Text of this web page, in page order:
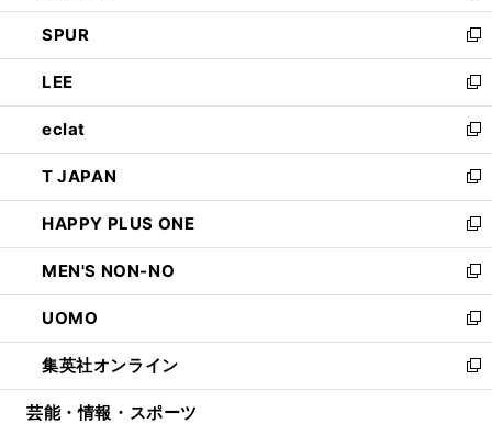
ウ
で
開
く
ン
ド
ウ
で
開
く
ウ
ィ
ン
ド
ウ
で
開
く
し
い
ウ
ィ
ン
ド
ウ
で
開
く
SPUR
新
し
い
ウ
ィ
ン
ド
ウ
で
開
く
LEE
新
し
い
ウ
ィ
ン
ド
ウ
で
開
く
eclat
新
し
い
ウ
ィ
ン
ド
ウ
で
開
く
T JAPAN
新
し
い
ウ
ィ
ン
ド
ウ
で
開
HAPPY PLUS ONE
新
し
い
ウ
ィ
ン
ド
ウ
MEN'S NON-NO
新
し
い
ウ
ィ
ン
UOMO
新
し
い
ウ
集英社オンライン
新
し
芸能・情報・スポーツ